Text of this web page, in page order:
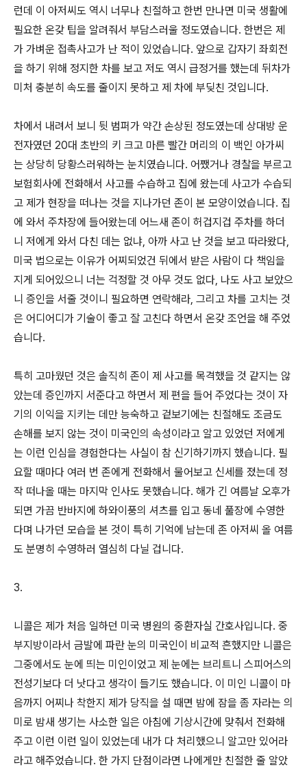
런데 이 아저씨도 역시 너무나 친절하고 한번 만나면 미국 생활에
필요한 온갖 팁을 알려줘서 부담스러울 정도였습니다. 한번은 제
가 가벼운 접촉사고가 난 적이 있었습니다. 앞으로 갑자기 좌회전
을 하기 위해 정지한 차를 보고 저도 역시 급정거를 했는데 뒤차가
미처 충분히 속도를 줄이지 못하고 제 차에 부딪친 것입니다.
차에서 내려서 보니 뒷 범퍼가 약간 손상된 정도였는데 상대방 운
전자였던 20대 초반의 키 크고 마른 빨간 머리의 이 백인 아가씨
는 상당히 당황스러워하는 눈치였습니다. 어쨌거나 경찰을 부르고
보험회사에 전화해서 사고를 수습하고 집에 왔는데 사고가 수습되
고 제가 현장을 떠나는 것을 지나가던 존이 본 모양이었습니다. 집
에 와서 주차장에 들어왔는데 어느새 존이 허겁지겁 주차를 하더
니 저에게 와서 다친 데는 없냐, 아까 사고 난 것을 보고 따라왔다,
미국 법으로는 이유가 어찌되었건 뒤에서 받은 사람이 다 책임을
지게 되어있으니 너는 걱정할 것 아무 것도 없다, 나도 사고 보았으
니 증인을 서줄 것이니 필요하면 연락해라, 그리고 차를 고치는 것
은 어디어디가 기술이 좋고 잘 고친다 하면서 온갖 조언을 해 주었
습니다.
특히 고마웠던 것은 솔직히 존이 제 사고를 목격했을 것 같지는 않
았는데 증인까지 서준다고 하면서 제 편을 들어 주었다는 것이 자
기의 이익을 지키는 데만 능숙하고 겉보기에는 친절해도 조금도
손해를 보지 않는 것이 미국인의 속성이라고 알고 있었던 저에게
는 이런 인심을 경험한다는 사실이 참 신기하기까지 했습니다. 필
요할 때마다 여러 번 존에게 전화해서 물어보고 신세를 졌는데 정
작 떠나올 때는 마지막 인사도 못했습니다. 해가 긴 여름날 오후가
되면 가끔 반바지에 하와이풍의 셔츠를 입고 동네 풀장에 수영한
다며 나가던 모습을 본 것이 특히 기억에 남는데 존 아저씨 올 여름
도 분명히 수영하러 열심히 다닐 겁니다.
3.
니콜은 제가 처음 일하던 미국 병원의 중환자실 간호사입니다. 중
부지방이라서 금발에 파란 눈의 미국인이 비교적 흔했지만 니콜은
그중에서도 눈에 띄는 미인이었고 제 눈에는 브리트니 스피어스의
전성기보다 더 낫다고 생각이 들기도 했습니다. 이 미인 니콜이 마
음까지 어찌나 착한지 제가 당직을 설 때면 밤에 잠을 좀 자라는 의
미로 밤새 생기는 사소한 일은 아침에 기상시간에 맞춰서 전화해
주고 이런 이런 일이 있었는데 내가 다 처리했으니 알고만 있어라
라고 해주었습니다. 한 가지 단점이라면 나에게만 친절한 줄 알았